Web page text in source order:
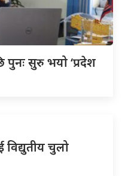
सुरु भयो ‘प्रदेश
विद्युतीय चुलो